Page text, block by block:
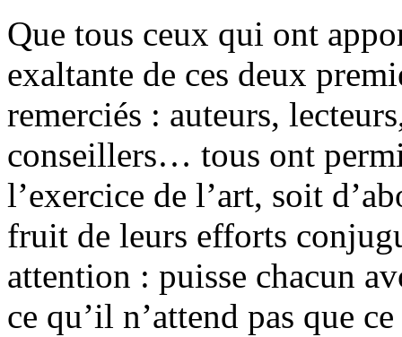
Que tous ceux qui ont
exaltante de ces deux
remerciés : auteurs,
conseillers… tous ont
l’exercice de l’art, soit
fruit de leurs efforts
attention : puisse chacun
ce qu’il n’attend pas que